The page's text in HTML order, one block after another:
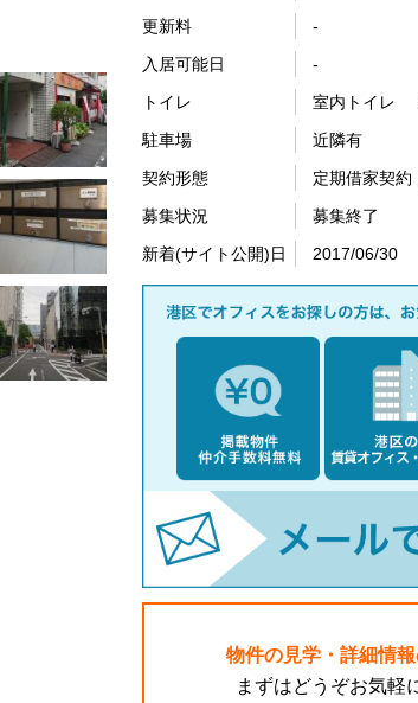
更新料
-
入居可能日
-
トイレ
室内トイレ
駐車場
近隣有
契約形態
定期借家契約
募集状況
募集終了
新着(サイト公開)日
2017/06/30
物件の見学・詳細情
まずはどうぞお気軽